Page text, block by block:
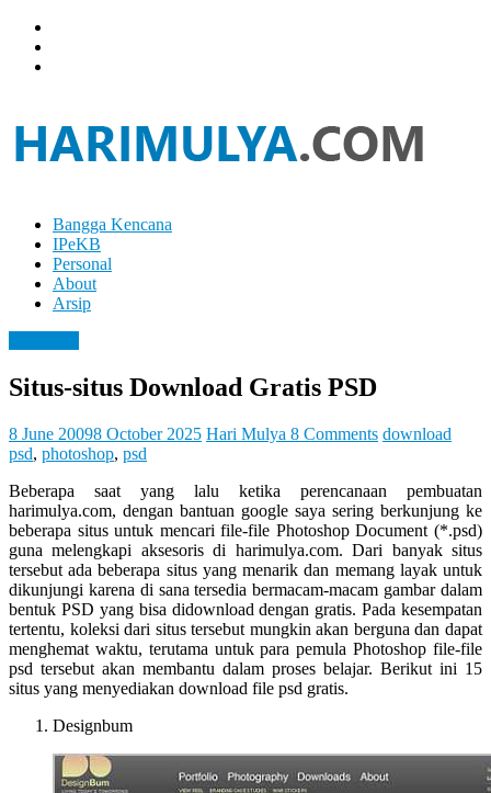
Skip
content
Hari
Mulya
Brain
Can
Analyze
It
Your
Right
Let
You
Feel
It
Bangga Kencana
IPeKB
Personal
About
Arsip
Situs-situs Download Gratis PSD
8 June 20098 October 2025 Hari Mulya 8 Comments download
psd, photoshop, psd
Beberapa saat yang lalu ketika perencanaan pembuatan
harimulya.com, dengan bantuan google saya sering berkunjung ke
beberapa situs untuk mencari file-file Photoshop Document (*.psd)
guna melengkapi aksesoris di harimulya.com. Dari banyak situs
tersebut ada beberapa situs yang menarik dan memang layak untuk
dikunjungi karena di sana tersedia bermacam-macam gambar dalam
bentuk PSD yang bisa didownload dengan gratis. Pada kesempatan
tertentu, koleksi dari situs tersebut mungkin akan berguna dan dapat
menghemat waktu, terutama untuk para pemula Photoshop file-file
psd tersebut akan membantu dalam proses belajar. Berikut ini 15
situs yang menyediakan download file psd gratis.
Designbum